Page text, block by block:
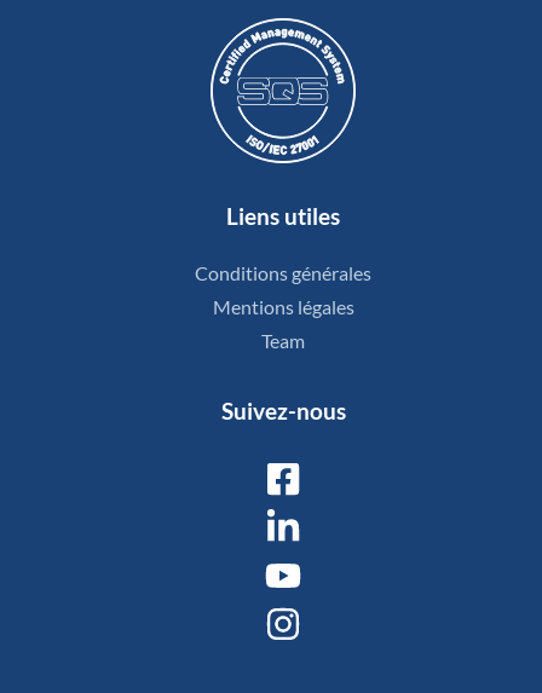
Liens utiles
Conditions générales
Mentions légales
Team
Suivez-nous